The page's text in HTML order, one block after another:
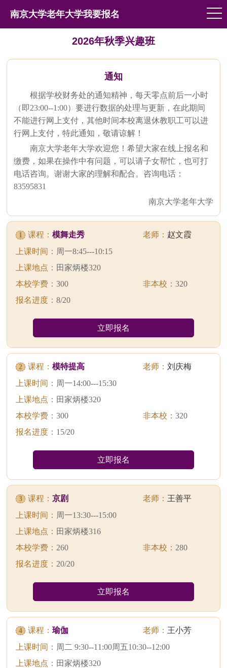
南京大学老年大学我要报名
2026年秋季兴趣班
通知
根据学校财务处的通知精神，每天零点前后一小时
（即23:00--1:00）要进行数据的处理与更新，在此期间
不能进行网上支付，其他时间本校离退休教职工可以进
行网上支付，特此通知，敬请谅解！
南京大学老年大学欢迎您！希望大家在线上报名和
缴费，如果在操作中有问题，可以请子女帮忙，也可打
电话咨询。谢谢大家的理解和配合。咨询电话：
83595831
南京大学老年大学
1 课程：模舞走秀 老师： 赵文霞
上课时间： 周一8:45---10:15
上课地点： 田家炳楼320
本校学费：300 非本校： 320
报名进度：8/20
立即报名
2 课程：模特提高 老师： 刘庆梅
上课时间： 周一14:00---15:30
上课地点： 田家炳楼320
本校学费：300 非本校： 320
报名进度： 15/20
立即报名
3 课程：京剧 老师： 王善平
上课时间： 周一13:30---15:00
上课地点： 田家炳楼316
本校学费： 260 非本校： 280
报名进度： 20/20
立即报名
4 课程：瑜伽 老师： 王小芳
上课时间： 周二 9:30--11:00周五10:30--12:00
上课地点： 田家炳楼320